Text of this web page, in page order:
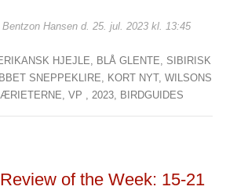
Hansen d. 25. jul. 2023 kl. 13:45
HJEJLE, BLÅ GLENTE, SIBIRISK
SNEPPEKLIRE, KORT NYT, WILSONS
VP , 2023, BIRDGUIDES
of the Week: 15-21